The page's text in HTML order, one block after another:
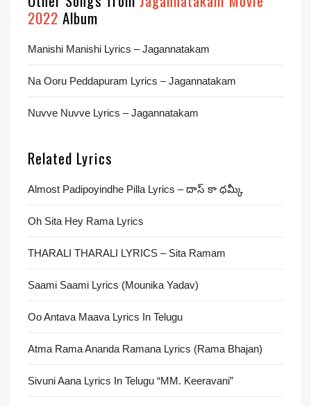
2022 Album
Manishi Manishi Lyrics – Jagannatakam
Na Ooru Peddapuram Lyrics – Jagannatakam
Nuvve Nuvve Lyrics – Jagannatakam
Related Lyrics
Almost Padipoyindhe Pilla Lyrics – దాస్ కా ధమ్కీ
Oh Sita Hey Rama Lyrics
THARALI THARALI LYRICS – Sita Ramam
Saami Saami Lyrics (Mounika Yadav)
Oo Antava Maava Lyrics In Telugu
Atma Rama Ananda Ramana Lyrics (Rama Bhajan)
Sivuni Aana Lyrics In Telugu “MM. Keeravani”